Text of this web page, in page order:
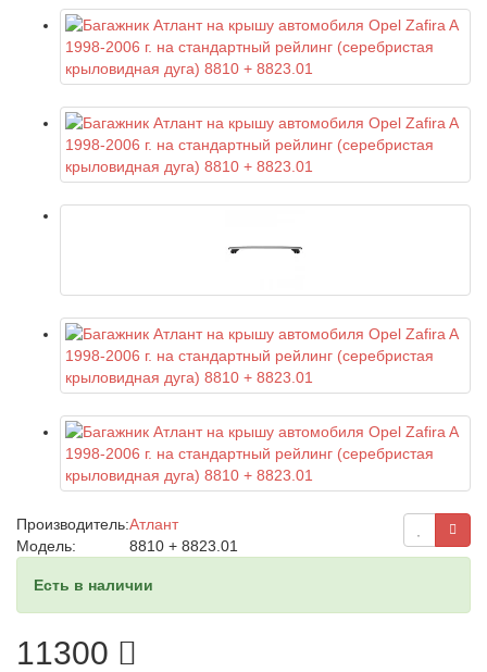
Производитель:Атлант
Модель:
8810 + 8823.01
Есть в наличии
11300